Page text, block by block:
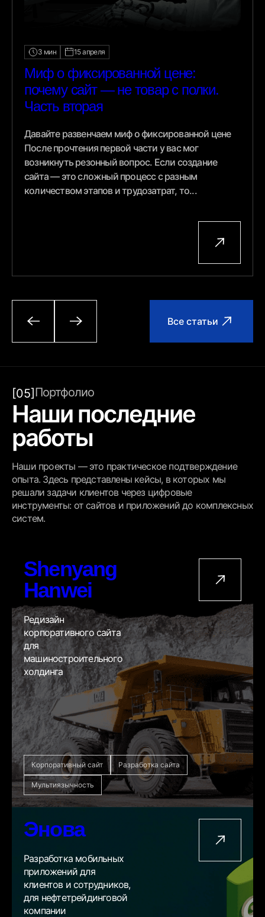
3 мин 15 апреля
Миф о фиксированной цене:
почему сайт — не товар с полки.
Часть вторая
Давайте развенчаем миф о фиксированной цене
После прочтения первой части у вас мог
возникнуть резонный вопрос. Если создание
сайта — это сложный процесс с разным
количеством этапов и трудозатрат, то...
Все статьи
[05]Портфолио
Наши последние
работы
Наши проекты — это практическое подтверждение
опыта. Здесь представлены кейсы, в которых мы
решали задачи клиентов через цифровые
инструменты: от сайтов и приложений до комплексных
систем.
Shenyang
Hanwei
Редизайн
корпоративного сайта
для
машиностроительного
холдинга
Корпоративный сайт Разработка сайта
Мультиязычность
Энова
Разработка мобильных
приложений для
клиентов и сотрудников,
для нефтетрейдинговой
компании